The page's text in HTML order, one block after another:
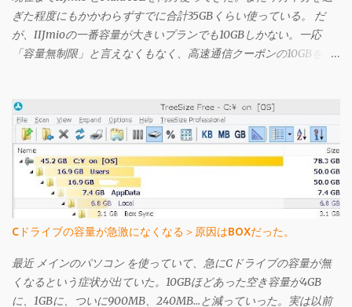
ぎた程度にもかかわらずすでに合計35GBくらい使っている。 だ
が、IIJmioの一番容量が大きいプランでも10GBしかない。一応
「容量無制限」と言えなくもなく、高速通信クーポンの10GBを使
そうなるといくら「容量無制限」を謳われてもそんなの嘘っぱち
と言いたくなるほど遅くなる（それでも 前買ったbmobile U300 よ
りは早い気がするが）。Plala ITEは時間により遅いときは非常に
遅いが、IIJmioの速度制限がかかったときよりも遅くはない（体
感）し、こちらは上り下りは共に3Mbpsではあるものの、「定額
無制限」の名に偽りはなく感じられる。 今のところIIJmioで高速
クーポンを使うと快適すぎるくらいに感じているのだが、仕事以
外でネットを使わない状況でも半月で35GB使ってるので、今後は
Plala ITE一本として、IIJmioを解約することにした。 IIJmioの解
約は、会員専用ページから可能で、解約理由や感想を記す簡単な
アンケートがあるだけだった。それを行うと確認用のメールが登
Cドライブの容量が急激になくなる＞原因はBOXだった。
最近 メインのパソコン を使っていて、急にCドライブの容量が無
くなるという症状が出ていた。10GBほどあった空き容量が4GB
に、1GBに、ついに900MB、240MB…と減っていった。実は以前